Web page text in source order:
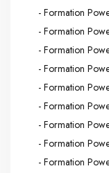
- Formation
- Formation
- Formation
- Formation
- Formation
- Formation
- Formation
- Formation
- Formation